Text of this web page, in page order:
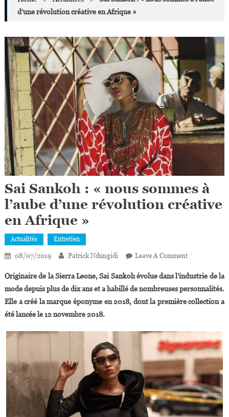
d’une révolution créative en Afrique »
Sai Sankoh : « nous sommes à
l’aube d’une révolution créative
en Afrique »
Actualités Entretien
08/07/2019 Patrick Ndungidi Leave A CommentOn
Sankoh :
« Nous
Sommes
Révolution
Créative
En
Afrique »
Originaire de la Sierra Leone, Sai Sankoh évolue dans l’industrie de la
mode depuis plus de dix ans et a habillé de nombreuses personnalités.
Elle a créé la marque éponyme en 2018, dont la première collection a
été lancée le 12 novembre 2018.